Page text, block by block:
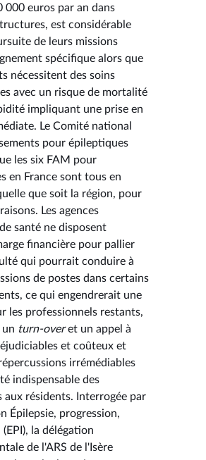
000 euros par an dans
est considérable
de leurs missions
spécifique alors que
nécessitent des soins
avec un risque de mortalité
impliquant une prise en
Le Comité national
pour épileptiques
les six FAM pour
en France sont tous en
que soit la région, pour
Les agences
santé ne disposent
financière pour pallier
qui pourrait conduire à
de postes dans certains
ce qui engendrerait une
les professionnels restants,
turn-overet un appel à
et coûteux et
irrémédiables
indispensable des
aux résidents. Interrogée par
Épilepsie, progression,
la délégation
de l'ARS de l'Isère